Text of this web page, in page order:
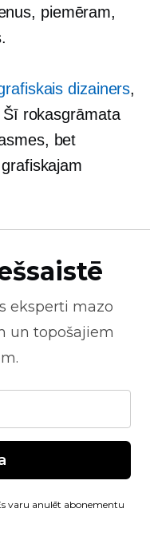
piemēram,
dizainers,
rokasgrāmata
bet
eksperti mazo
un topošajiem
varu anulēt abonementu